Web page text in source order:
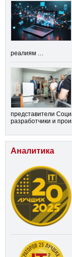
реалиям …
представители
разработчики и
Аналитика